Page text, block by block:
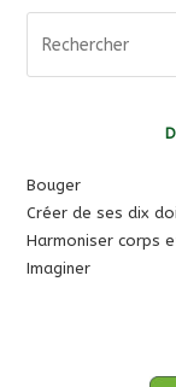
Bouger
Créer de ses dix
Harmoniser corps
Imaginer